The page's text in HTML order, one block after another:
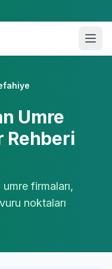
Umre
Rehberi
firmaları,
noktaları